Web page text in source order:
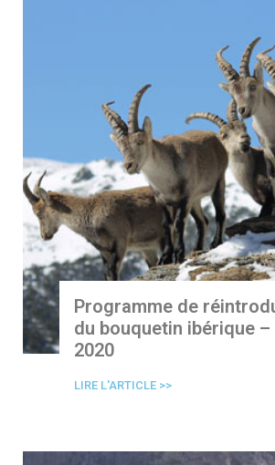
Programme de
du bouquetin ibérique
2020
LIRE L'ARTICLE >>